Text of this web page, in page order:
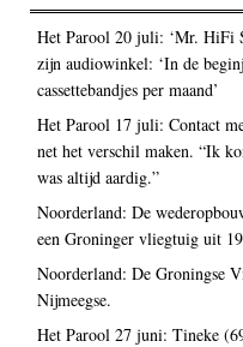
Het Parool 20 juli: ‘Mr. HiFi
zijn audiowinkel: ‘In de
cassettebandjes per maand’
Het Parool 17 juli: Contact
net het verschil maken. “Ik
was altijd aardig.”
Noorderland: De
een Groninger vliegtuig uit
Noorderland: De Groningse
Nijmeegse.
Het Parool 27 juni: Tineke